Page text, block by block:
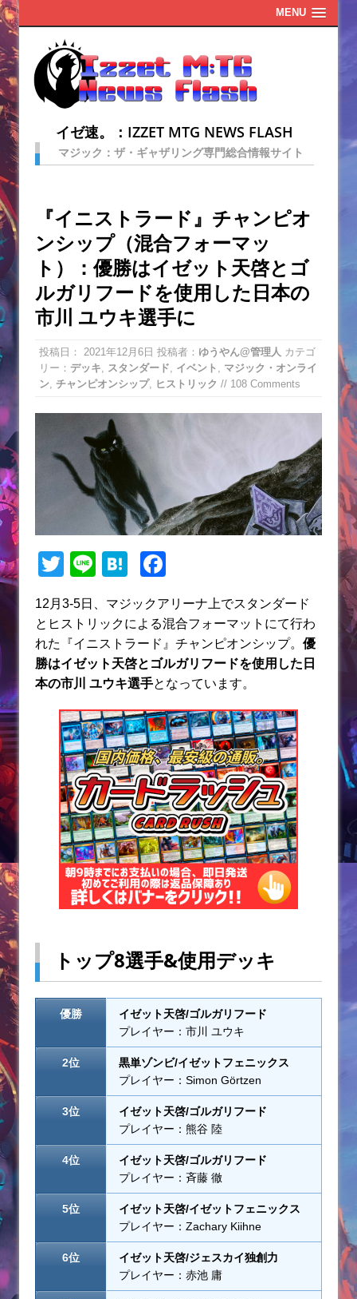
MENU
イゼ速。：IZZET MTG NEWS FLASH
マジック：ザ・ギャザリング専門総合情報サイト
『イニストラード』チャンピオ
ンシップ（混合フォーマッ
ト）：優勝はイゼット天啓とゴ
ルガリフードを使用した日本の
市川 ユウキ選手に
投稿日： 2021年12月6日 投稿者： ゆうやん@管理人 カテゴ
リー： デッキ スタンダード イベント
マジック・オンライ
ン チャンピオンシップ, ヒストリック // 108 Comments
T
w
itt
er
Li
e
H
e
n
a
c
e
b
o
o
k
12月3-5日、マジックアリーナ上でスタンダード
とヒストリックによる混合フォーマットにて行わ
れた『イニストラード』チャンピオンシップ。 優
勝はイゼット天啓とゴルガリフードを使用した日
本の市川 ユウキ選手となっています。
トップ8選手&使用デッキ
優勝
イゼット天啓/ゴルガリフード
プレイヤー：市川 ユウキ
2位
黒単ゾンビ/イゼットフェニックス
プレイヤー：Simon Görtzen
3位
イゼット天啓/ゴルガリフード
プレイヤー：熊谷 陸
4位
イゼット天啓/ゴルガリフード
プレイヤー：斉藤 徹
5位
イゼット天啓/イゼットフェニックス
プレイヤー：Zachary Kiihne
6位
イゼット天啓/ジェスカイ独創力
プレイヤー：赤池 庸